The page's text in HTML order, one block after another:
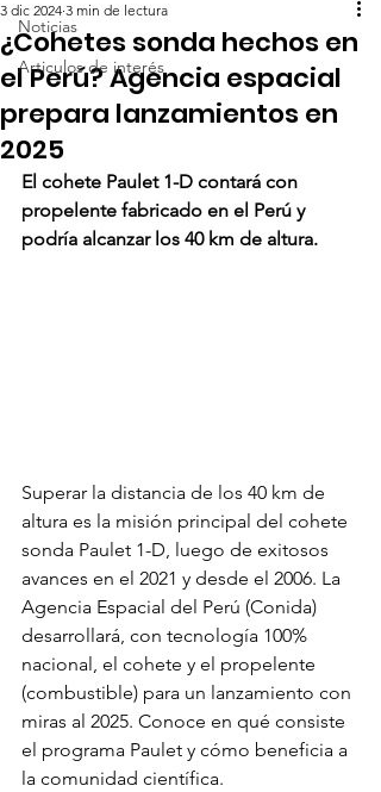
Noticias
Articulos de interés
¿Cohetes sonda hechos en
el Perú? Agencia espacial
prepara lanzamientos en
2025
3 dic 2024 3 min de lectura
El cohete Paulet 1-D contará con
propelente fabricado en el Perú y
podría alcanzar los 40 km de altura.
Superar la distancia de los 40 km de
altura es la misión principal del cohete
sonda Paulet 1-D, luego de exitosos
avances en el 2021 y desde el 2006. La
Agencia Espacial del Perú (Conida)
desarrollará, con tecnología 100%
nacional, el cohete y el propelente
(combustible) para un lanzamiento con
miras al 2025. Conoce en qué consiste
el programa Paulet y cómo beneficia a
la comunidad científica.